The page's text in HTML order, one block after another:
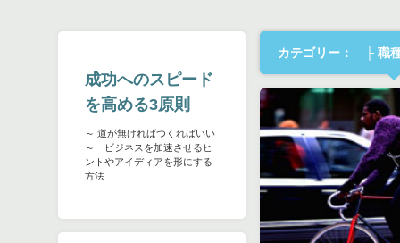
成功へのスピード
を高める3原則
～ 道が無ければつくればいい
～ ビジネスを加速させるヒ
ントやアイディアを形にする
方法
カテゴリー： ├ 職